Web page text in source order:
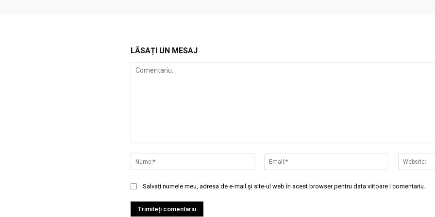
LĂSAȚI UN MESAJ
Nume:*
Email:*
Salvați numele meu, adresa de e-mail și site-ul web în acest browser pentru data viitoare i comentariu.